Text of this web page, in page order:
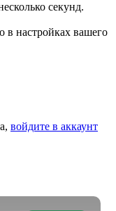
секунд.
в настройках вашего
войдите в аккаунт